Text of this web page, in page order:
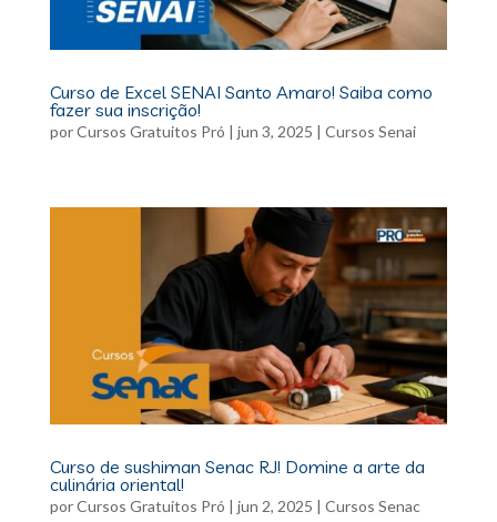
Curso de Excel SENAI Santo Amaro! Saiba como
fazer sua inscrição!
porCursos Gratuitos Pró | jun 3, 2025 | Cursos Senai
Curso de sushiman Senac RJ! Domine a arte da
culinária oriental!
porCursos Gratuitos Pró | jun 2, 2025 | Cursos Senac